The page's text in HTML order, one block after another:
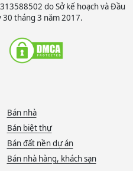
do Sở kế hoạch và Đầu
30 tháng 3 năm 2017.
Bán nhà
Bán biệt thự
Bán đất nền dự án
Bán nhà hàng, khách sạn